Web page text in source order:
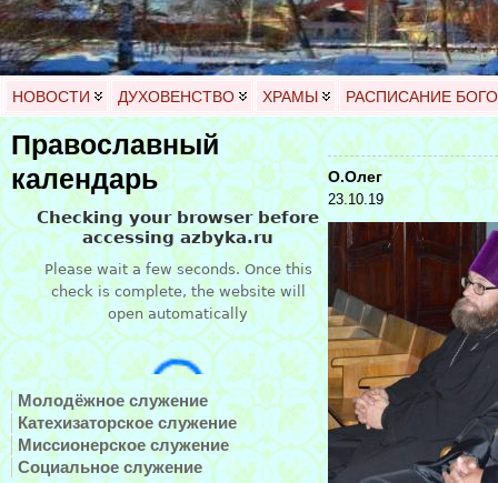
НОВОСТИ ДУХОВЕНСТВО ХРАМЫ РАСПИСАНИЕ
Православный
календарь
Молодёжное служение
Катехизаторское служение
Миссионерское служение
Социальное служение
О.Олег
23.10.19